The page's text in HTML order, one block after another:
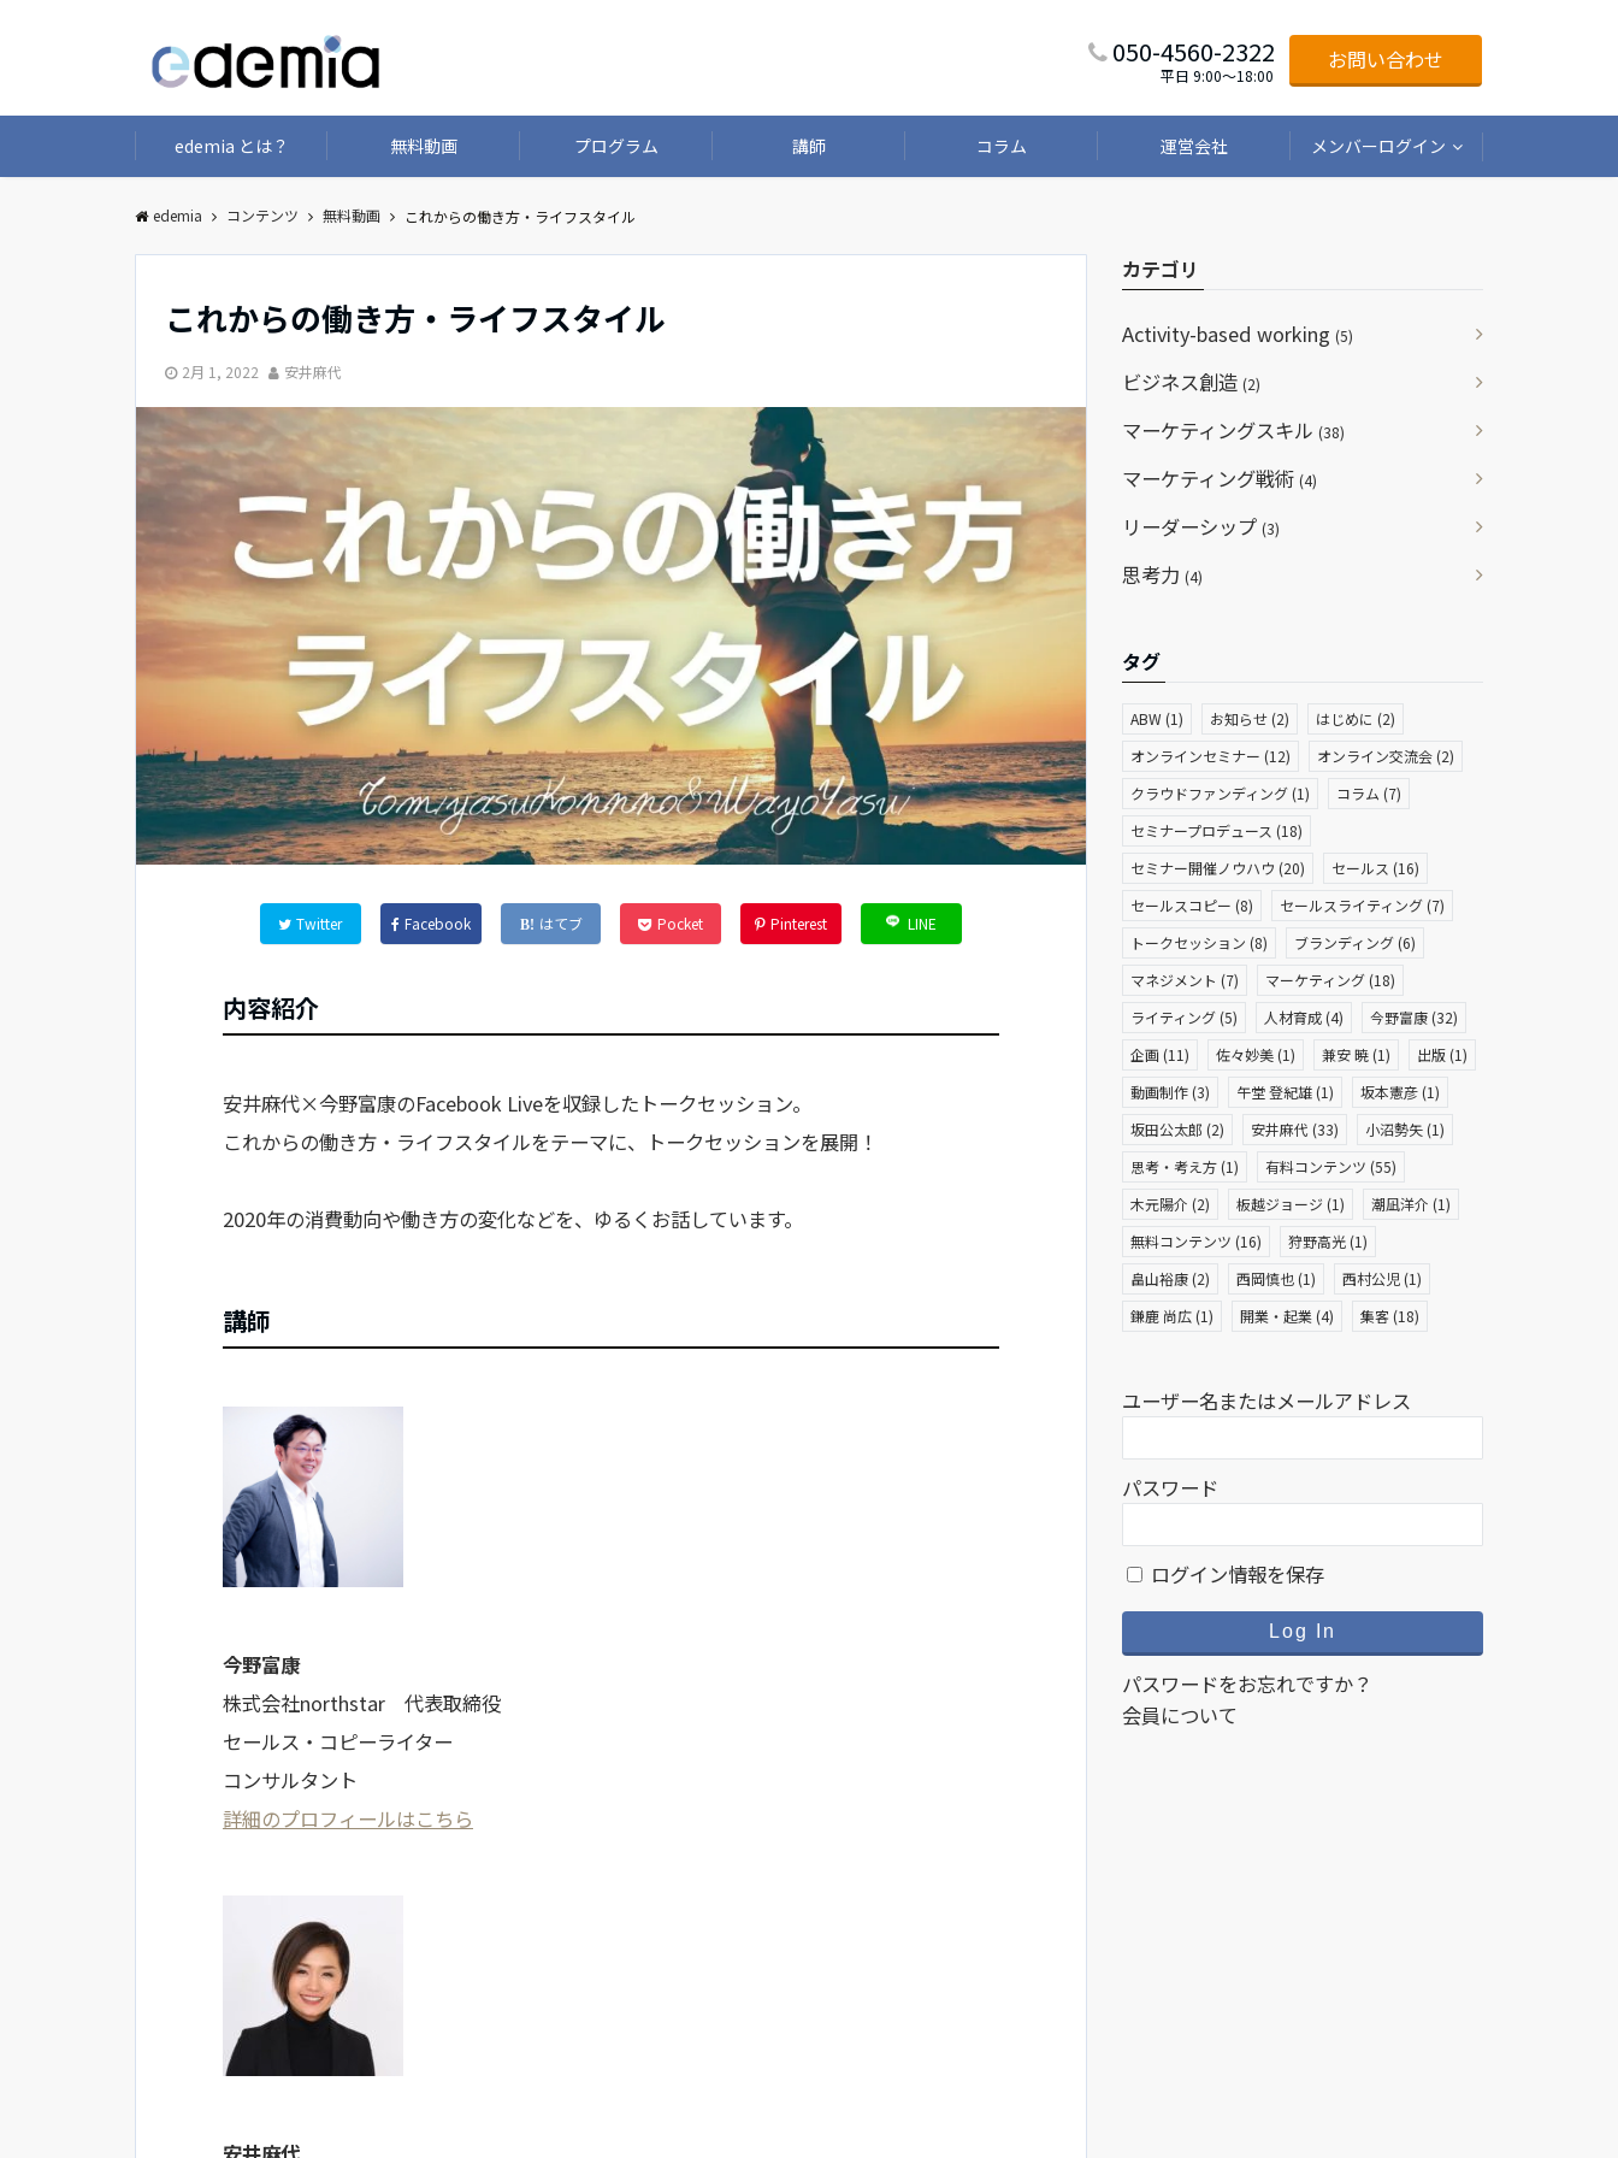
050-4560-2322
平日 9:00〜18:00
お問い合わせ
edemia とは？ 無料動画 プログラム 講師 コラム 運営会社 メンバーログイン
edemia コンテンツ 無料動画 これからの働き方・ライフスタイル
これからの働き方・ライフスタイル
2月 1, 2022 安井麻代
Twitter Facebook はてブ Pocket Pinterest LINE
内容紹介
安井麻代×今野富康のFacebook Liveを収録したトークセッション。
これからの働き方・ライフスタイルをテーマに、トークセッションを展開！
2020年の消費動向や働き方の変化などを、ゆるくお話しています。
講師
今野富康
株式会社northstar 代表取締役
セールス・コピーライター
コンサルタント
詳細のプロフィールはこちら
カテゴリ
Activity-based working (5)
ビジネス創造 (2)
マーケティングスキル (38)
マーケティング戦術 (4)
リーダーシップ (3)
思考力 (4)
タグ
ABW (1) お知らせ (2) はじめに (2)
オンラインセミナー (12) オンライン交流会 (2)
クラウドファンディング (1) コラム (7)
セミナープロデュース (18)
セミナー開催ノウハウ (20) セールス (16)
セールスコピー (8) セールスライティング (7)
トークセッション (8) ブランディング (6)
マネジメント (7) マーケティング (18)
ライティング (5) 人材育成 (4) 今野富康 (32)
企画 (11) 佐々妙美 (1) 兼安 暁 (1) 出版 (1)
動画制作 (3) 午堂 登紀雄 (1) 坂本憲彦 (1)
坂田公太郎 (2) 安井麻代 (33) 小沼勢矢 (1)
思考・考え方 (1) 有料コンテンツ (55)
木元陽介 (2) 板越ジョージ (1) 潮凪洋介 (1)
無料コンテンツ (16) 狩野高光 (1)
畠山裕康 (2) 西岡慎也 (1) 西村公児 (1)
鎌鹿 尚広 (1) 開業・起業 (4) 集客 (18)
ユーザー名またはメールアドレス
パスワード
ログイン情報を保存
パスワードをお忘れですか？
会員について